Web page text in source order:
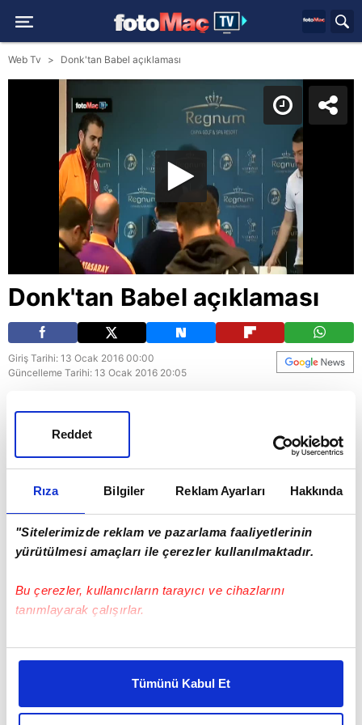
Rıza Bilgiler Reklam Ayarları Hakkında
"Sitelerimizde reklam ve pazarlama faaliyetlerinin
yürütülmesi amaçları ile çerezler kullanılmaktadır.
Bu çerezler, kullanıcıların tarayıcı ve cihazlarını
tanımlayarak çalışırlar.
Bu çerezlere izin vermeniz halinde sizlere özel
daha iyi reklam deneyimi yaşatabiliriz. Bunu yaparken
amacımızın size daha iyi bir reklam deneyimi sunmak
Tümünü Kabul Et
Reddet
Web Tv Donk'tan Babel açıklaması
Donk'tan Babel açıklaması
Giriş Tarihi: 13 Ocak 2016 00:00
Güncelleme Tarihi: 13 Ocak 2016 20:05
Galatasaray